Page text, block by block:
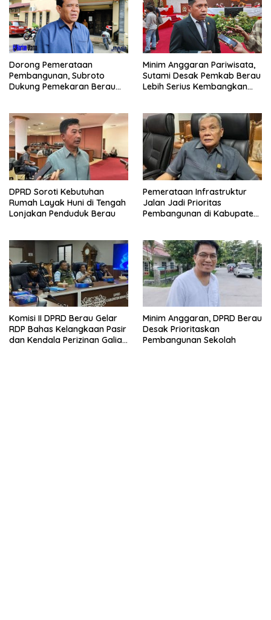
Dorong Pemerataan
Pembangunan, Subroto
Dukung Pemekaran Berau
Minim Anggaran Pariwisata,
Sutami Desak Pemkab Berau
Lebih Serius Kembangkan
DPRD Soroti Kebutuhan
Rumah Layak Huni di Tengah
Lonjakan Penduduk Berau
Pemerataan Infrastruktur
Jalan Jadi Prioritas
Pembangunan di Kabupaten
Komisi II DPRD Berau Gelar
RDP Bahas Kelangkaan Pasir
dan Kendala Perizinan Galian
Minim Anggaran, DPRD Berau
Desak Prioritaskan
Pembangunan Sekolah